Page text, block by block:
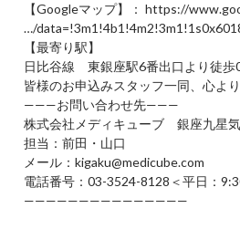
【Googleマップ】： https://
…/
【最寄り駅】
日比谷線 東銀座駅6番出口より徒歩
皆様のお申込みスタッフ一同、心よ
———お問い合わせ先———
株式会社メディキューブ 銀座九星
担当：前田・山口
メール：kigaku@medicube.com
電話番号：03-3524-8128＜平日：
———————————————